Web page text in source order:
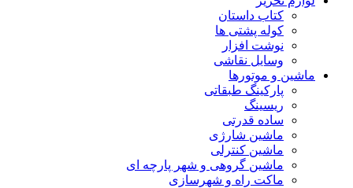
کتاب داستان
کوله پشتی ها
نوشت افزار
وسایل نقاشی
ماشین و موتورها
پارکینگ طبقاتی
ریسینگ
ساده قدرتی
ماشین شارژی
ماشین کنترلی
ماشین گروهی و شهر پارچه ای
ماکت راه و شهرسازی